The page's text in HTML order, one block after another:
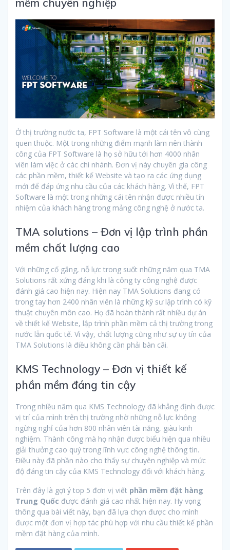
Ở thị trường nước ta, FPT Software là một cái tên vô cùng
quen thuộc. Một trong những điểm mạnh làm nên thành
công của FPT Software là họ sở hữu tới hơn 4000 nhân
viên làm việc ở các chi nhánh. Đơn vị này chuyên gia công
các phần mềm, thiết kế Website và tạo ra các ứng dụng
mới để đáp ứng nhu cầu của các khách hàng. Vì thế, FPT
Software là một trong những cái tên nhận được nhiều tín
nhiệm của khách hàng trong mảng công nghệ ở nước ta.
TMA solutions – Đơn vị lập trình phần
mềm chất lượng cao
Với những cố gắng, nỗ lực trong suốt những năm qua TMA
Solutions rất xứng đáng khi là công ty công nghệ được
đánh giá cao hiện nay. Hiện nay TMA Solutions đang có
trong tay hơn 2400 nhân viên là những kỹ sư lập trình có kỹ
thuật chuyên môn cao. Họ đã hoàn thành rất nhiều dự án
về thiết kế Website, lập trình phần mềm cả thị trường trong
nước lẫn quốc tế. Vì vậy, chất lượng cũng như sự uy tín của
TMA Solutions là điều không cần phải bàn cãi.
KMS Technology – Đơn vị thiết kế
phần mềm đáng tin cậy
Trong nhiều năm qua KMS Technology đã khẳng định được
vị trí của mình trên thị trường nhờ những nỗ lực không
ngừng nghỉ của hơn 800 nhân viên tài năng, giàu kinh
nghiệm. Thành công mà họ nhận được biểu hiện qua nhiều
giải thưởng cao quý trong lĩnh vực công nghệ thông tin.
Điều này đã phần nào cho thấy sự chuyên nghiệp và mức
độ đáng tin cậy của KMS Technology đối với khách hàng.
Trên đây là gợi ý top 5 đơn vị viết phần mềm đặt hàng
Trung Quốc được đánh giá cao nhất hiện nay. Hy vọng
thông qua bài viết này, bạn đã lựa chọn được cho mình
được một đơn vị hợp tác phù hợp với nhu cầu thiết kế phần
mềm đặt hàng của mình.